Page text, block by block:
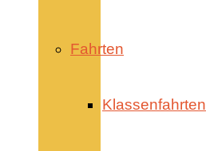
Fahrten
Klassenfahrten